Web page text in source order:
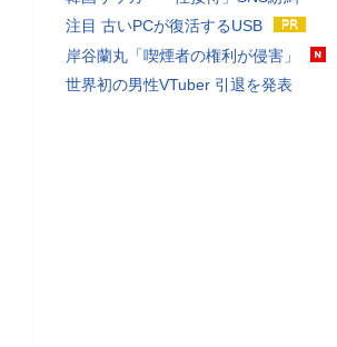
注目 古いPCが復活するUSB
岸谷蘭丸「喫煙者の権利が侵害」
世界初の男性VTuber 引退を発表